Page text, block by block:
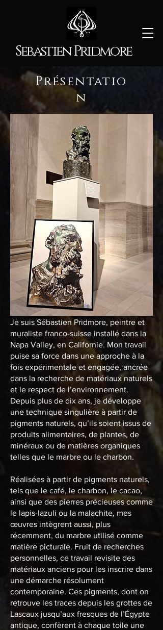
Sebastien Pridmore
Présentatio
n
Je suis Sébastien Pridmore, peintre et
muraliste franco-suisse installé dans la
Napa Valley, en Californie. Mon travail
puise sa force dans une approche à la
fois expérimentale et engagée, ancrée
dans la recherche de matériaux naturels
et le respect de l’environnement.
Depuis plus de dix ans, je développe
une technique singulière à partir de
pigments naturels, qu’ils soient issus de
produits alimentaires, de plantes, de
minéraux ou de matières organiques
telles que le marbre ou le charbon.
Réalisées à partir de pigments naturels,
tels que le café, le charbon, le cacao,
ainsi que des pierres précieuses comme
le lapis-lazuli ou la malachite, mes
œuvres intègrent aussi, plus
récemment, du marbre utilisé comme
matière picturale. Fruit de recherches
personnelles, ce travail revisite des
matériaux anciens pour les inscrire dans
une démarche résolument
contemporaine. Ces pigments, dont on
retrouve les traces depuis les grottes de
Lascaux jusqu’aux fresques de l’Égypte
antique, confèrent à chaque toile une